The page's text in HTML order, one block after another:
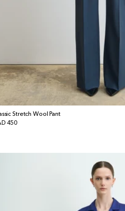
Stretch Wool Pant
450